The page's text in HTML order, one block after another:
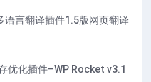
言翻译插件1.5版网页翻译
优化插件–WP Rocket v3.1